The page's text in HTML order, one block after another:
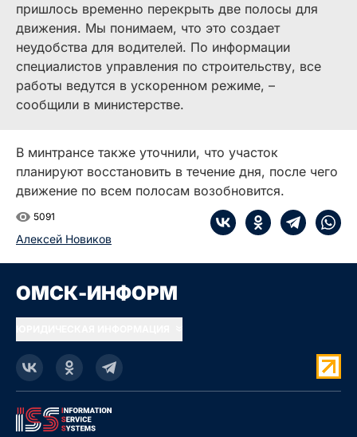
пришлось временно перекрыть две полосы для
движения. Мы понимаем, что это создает
неудобства для водителей. По информации
специалистов управления по строительству, все
работы ведутся в ускоренном режиме, –
сообщили в министерстве.
В минтрансе также уточнили, что участок
планируют восстановить в течение дня, после чего
движение по всем полосам возобновится.
5091
Алексей Новиков
ОМСК-ИНФОРМ